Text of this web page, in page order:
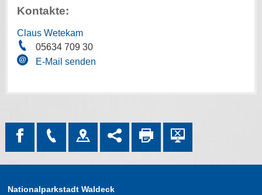
Kontakte:
Claus Wetekam
05634 709 30
E-Mail senden
Nationalparkstadt Waldeck